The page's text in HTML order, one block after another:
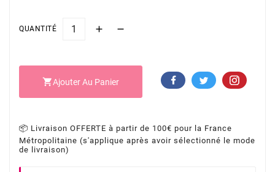
QUANTITÉ
Ajouter Au Panier
📦 Livraison OFFERTE à partir de 100€ pour la France
Métropolitaine (s'applique après avoir sélectionné le mode
de livraison)